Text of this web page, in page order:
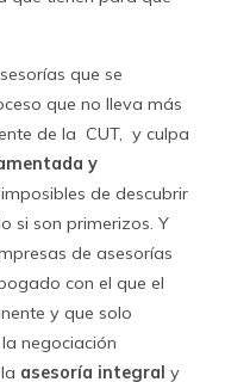
más grandes.
su mujer
“La señora Fernanda
Ella era parte
la asesoría directa,
de entrar al Gobierno.
la encargada de
por organización,
para organizar un
capacitaciones para
de las
”, dice el secretario de